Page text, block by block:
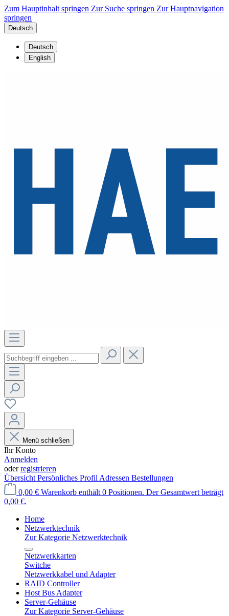
Zum Hauptinhalt springen Zur Suche springen Zur Hauptnavigation
springen
Deutsch
Deutsch
English
Menü schließen
Ihr Konto
Anmelden
oderregistrieren
Übersicht Persönliches Profil Adressen Bestellungen
0,00 € Warenkorb enthält 0 Positionen. Der Gesamtwert beträgt
0,00 €.
Home
Netzwerktechnik
Zur Kategorie Netzwerktechnik
Netzwerkkarten
Switche
Netzwerkkabel und Adapter
RAID Controller
Host Bus Adapter
Server-Gehäuse
Zur Kategorie Server-Gehäuse